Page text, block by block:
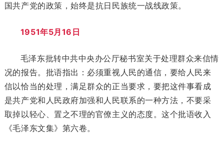
国共产党的政策，始终是抗日民族统一战线政策。
1951年5月16日
毛泽东批转中共中央办公厅秘书室关于处理群众来信情
况的报告。批语指出：必须重视人民的通信，要给人民来
信以恰当的处理，满足群众的正当要求，要把这件事看成
是共产党和人民政府加强和人民联系的一种方法，不要采
取掉以轻心、置之不理的官僚主义的态度。这个批语收入
《毛泽东文集》第六卷。